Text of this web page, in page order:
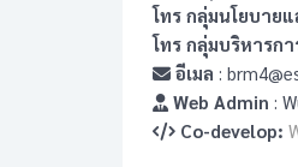
โทร กลุ่มนโยบาย
โทร กลุ่มบริหารก
อีเมล :
Web Admin :
Co-develop: